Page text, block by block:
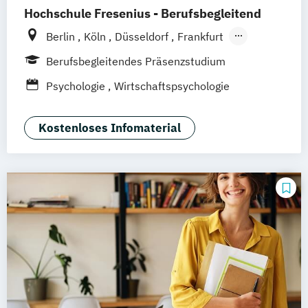
Hochschule Fresenius - Berufsbegleitend
Berlin Köln Düsseldorf
Frankfurt
Hamburg
Idstein München
Wiesbaden
Hannover Dortmund Erfurt Stuttgart
Braunschweig
Berufsbegleitendes Präsenzstudium
Psychologie
Wirtschaftspsychologie
Kostenloses Infomaterial